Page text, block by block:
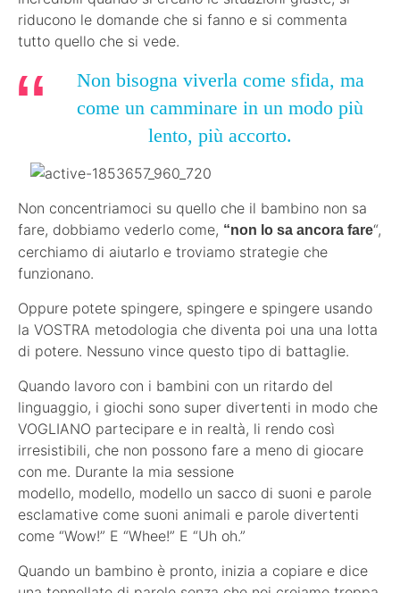
riducono le domande che si fanno e si commenta
tutto quello che si vede.
Non bisogna viverla come sfida, ma
come un camminare in un modo più
lento, più accorto.
Non concentriamoci su quello che il bambino non sa
fare, dobbiamo vederlo come, “non lo sa ancora fare“,
cerchiamo di aiutarlo e troviamo strategie che
funzionano.
Oppure potete spingere, spingere e spingere usando
la VOSTRA metodologia che diventa poi una una lotta
di potere. Nessuno vince questo tipo di battaglie.
Quando lavoro con i bambini con un ritardo del
linguaggio, i giochi sono super divertenti in modo che
VOGLIANO partecipare e in realtà, li rendo così
irresistibili, che non possono fare a meno di giocare
con me. Durante la mia sessione
modello, modello, modello un sacco di suoni e parole
esclamative come suoni animali e parole divertenti
come “Wow!” E “Whee!” E “Uh oh.”
Quando un bambino è pronto, inizia a copiare e dice